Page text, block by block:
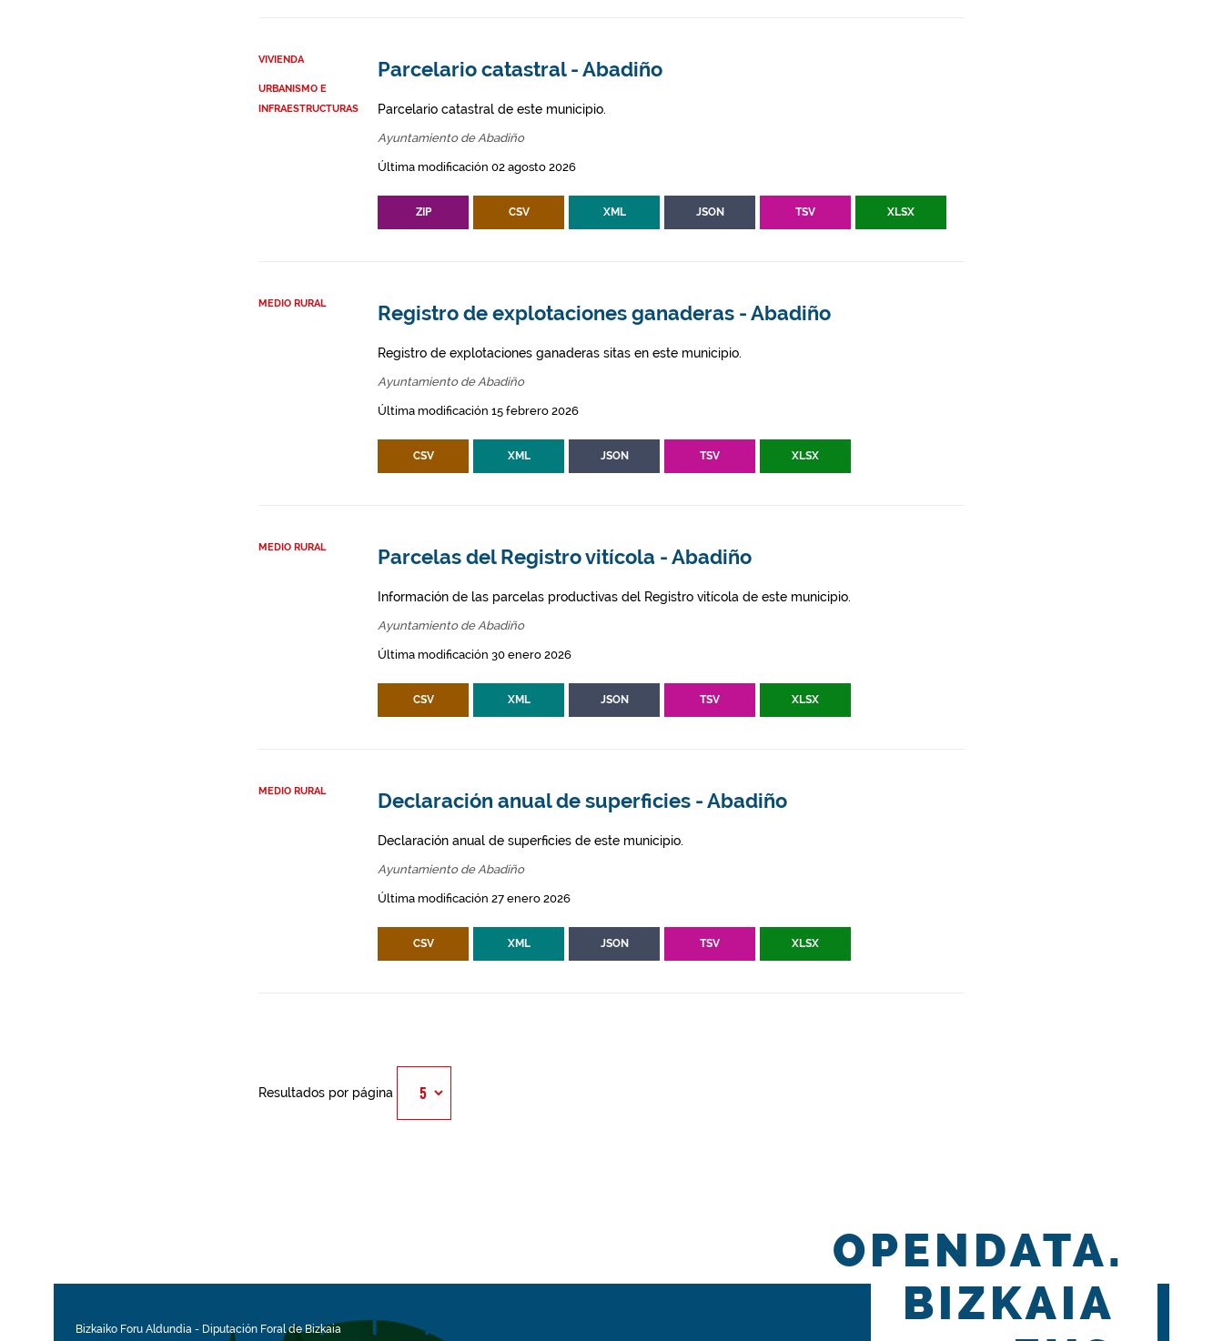
VIVIENDA
URBANISMO E
INFRAESTRUCTURAS
Parcelario catastral - Abadiño
Parcelario catastral de este municipio.
Ayuntamiento de Abadiño
Última modificación 02 agosto 2026
ZIP CSV XML JSON TSV XLSX
MEDIO RURAL Registro de explotaciones ganaderas - Abadiño
Registro de explotaciones ganaderas sitas en este municipio.
Ayuntamiento de Abadiño
Última modificación 15 febrero 2026
CSV XML JSON TSV XLSX
MEDIO RURAL Parcelas del Registro vitícola - Abadiño
Información de las parcelas productivas del Registro vitícola de este municipio.
Ayuntamiento de Abadiño
Última modificación 30 enero 2026
CSV XML JSON TSV XLSX
MEDIO RURAL Declaración anual de superficies - Abadiño
Declaración anual de superficies de este municipio.
Ayuntamiento de Abadiño
Última modificación 27 enero 2026
CSV XML JSON TSV XLSX
Resultados por página
Bizkaiko Foru Aldundia - Diputación Foral de Bizkaia
OPENDATA.
BIZKAIA